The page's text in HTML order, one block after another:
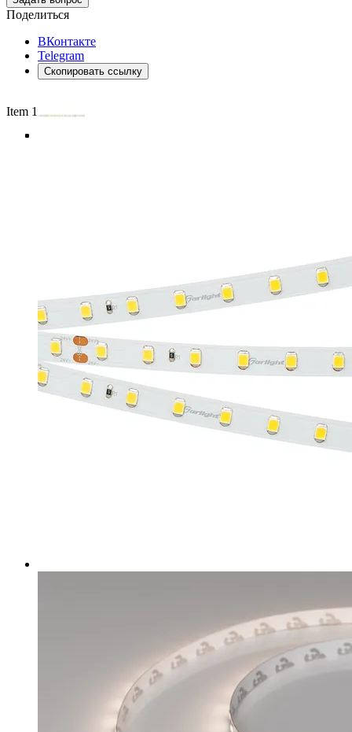
Поделиться
ВКонтакте
Telegram
Скопировать ссылку
Item 1 of 4